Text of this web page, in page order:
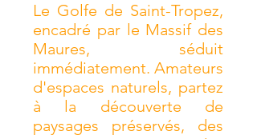
Le Golfe de Saint-Tropez,
encadré par le Massif des
Maures, séduit
immédiatement. Amateurs
d'espaces naturels, partez
à la découverte de
paysages préservés, des